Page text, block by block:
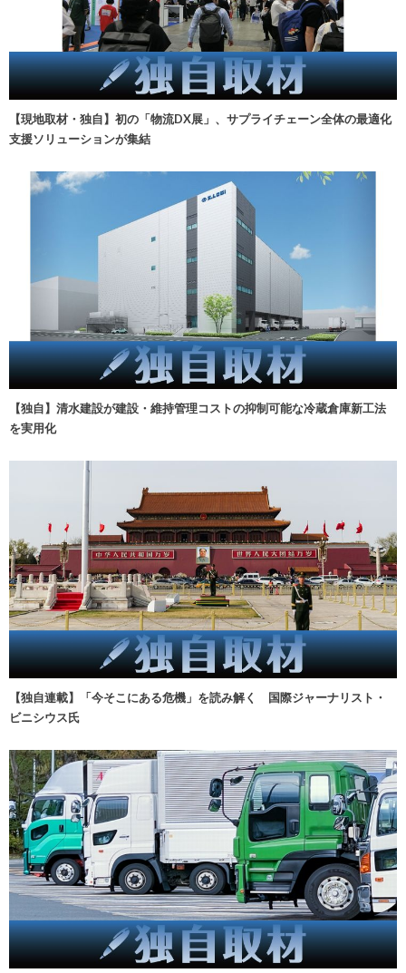
【現地取材・独自】初の「物流DX展」、サプライチェーン全体の最適化
支援ソリューションが集結
【独自】清水建設が建設・維持管理コストの抑制可能な冷蔵倉庫新工法
を実用化
【独自連載】「今そこにある危機」を読み解く 国際ジャーナリスト・
ビニシウス氏